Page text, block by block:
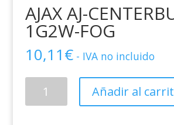
AJAX AJ-
1G2W-FOG
10,11€ - IVA no incluido
CENTERBUTTON-
Añadir al